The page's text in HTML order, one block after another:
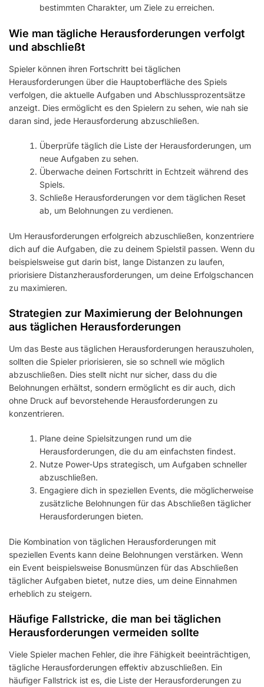
bestimmten Charakter, um Ziele zu erreichen.
Wie man tägliche Herausforderungen verfolgt
und abschließt
Spieler können ihren Fortschritt bei täglichen
Herausforderungen über die Hauptoberfläche des Spiels
verfolgen, die aktuelle Aufgaben und Abschlussprozentsätze
anzeigt. Dies ermöglicht es den Spielern zu sehen, wie nah sie
daran sind, jede Herausforderung abzuschließen.
Überprüfe täglich die Liste der Herausforderungen, um
neue Aufgaben zu sehen.
Überwache deinen Fortschritt in Echtzeit während des
Spiels.
Schließe Herausforderungen vor dem täglichen Reset
ab, um Belohnungen zu verdienen.
Um Herausforderungen erfolgreich abzuschließen, konzentriere
dich auf die Aufgaben, die zu deinem Spielstil passen. Wenn du
beispielsweise gut darin bist, lange Distanzen zu laufen,
priorisiere Distanzherausforderungen, um deine Erfolgschancen
zu maximieren.
Strategien zur Maximierung der Belohnungen
aus täglichen Herausforderungen
Um das Beste aus täglichen Herausforderungen herauszuholen,
sollten die Spieler priorisieren, sie so schnell wie möglich
abzuschließen. Dies stellt nicht nur sicher, dass du die
Belohnungen erhältst, sondern ermöglicht es dir auch, dich
ohne Druck auf bevorstehende Herausforderungen zu
konzentrieren.
Plane deine Spielsitzungen rund um die
Herausforderungen, die du am einfachsten findest.
Nutze Power-Ups strategisch, um Aufgaben schneller
abzuschließen.
Engagiere dich in speziellen Events, die möglicherweise
zusätzliche Belohnungen für das Abschließen täglicher
Herausforderungen bieten.
Die Kombination von täglichen Herausforderungen mit
speziellen Events kann deine Belohnungen verstärken. Wenn
ein Event beispielsweise Bonusmünzen für das Abschließen
täglicher Aufgaben bietet, nutze dies, um deine Einnahmen
erheblich zu steigern.
Häufige Fallstricke, die man bei täglichen
Herausforderungen vermeiden sollte
Viele Spieler machen Fehler, die ihre Fähigkeit beeinträchtigen,
tägliche Herausforderungen effektiv abzuschließen. Ein
häufiger Fallstrick ist es, die Liste der Herausforderungen zu